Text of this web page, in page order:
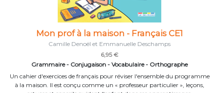
Mon prof à la maison - Français CE1
Camille Denoël et Emmanuelle Deschamps
6,95 €
Grammaire - Conjugaison - Vocabulaire - Orthographe
Un cahier d'exercices de français pour réviser l'ensemble du programme
à la maison. Il est conçu comme un « professeur particulier », leçons,